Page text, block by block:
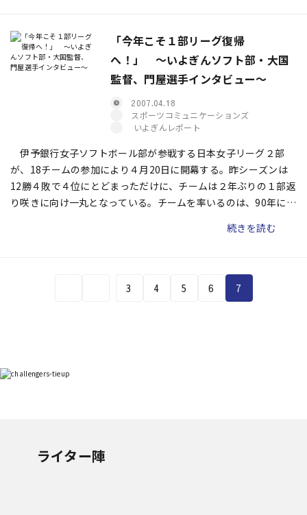
「今年こそ１部リーグ復帰
へ！」 〜いよぎんソフト部・大国
監督、門屋選手インタビュー〜
2007.04.18
スポーツコミュニケーションズ
いよぎんレポート
伊予銀行女子ソフトボール部が参戦する日本女子リーグ２部
が、18チームの参加により４月20日に開幕する。昨シーズンは
12勝４敗で４位にとどまっただけに、チームは２年ぶりの１部返
り咲きに向け一丸となっている。チームを率いるのは、90年に日
持つ大国香奈子監督。日本リーグ開幕を前に、大国監督と、副キ
グで活躍する伊予銀行女子ソフトボール部、男子テニス部の活動
のようすをお届けしていきます（月１回更新予定）。
続きを読む
3 4 5 6 7
ライター陣